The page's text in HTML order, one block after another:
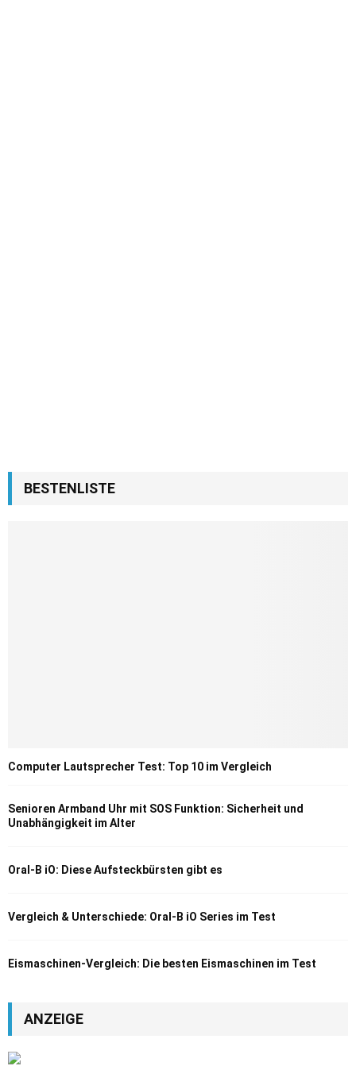
BESTENLISTE
Computer Lautsprecher Test: Top 10 im Vergleich
Senioren Armband Uhr mit SOS Funktion: Sicherheit und
Unabhängigkeit im Alter
Oral-B iO: Diese Aufsteckbürsten gibt es
Vergleich & Unterschiede: Oral-B iO Series im Test
Eismaschinen-Vergleich: Die besten Eismaschinen im Test
ANZEIGE